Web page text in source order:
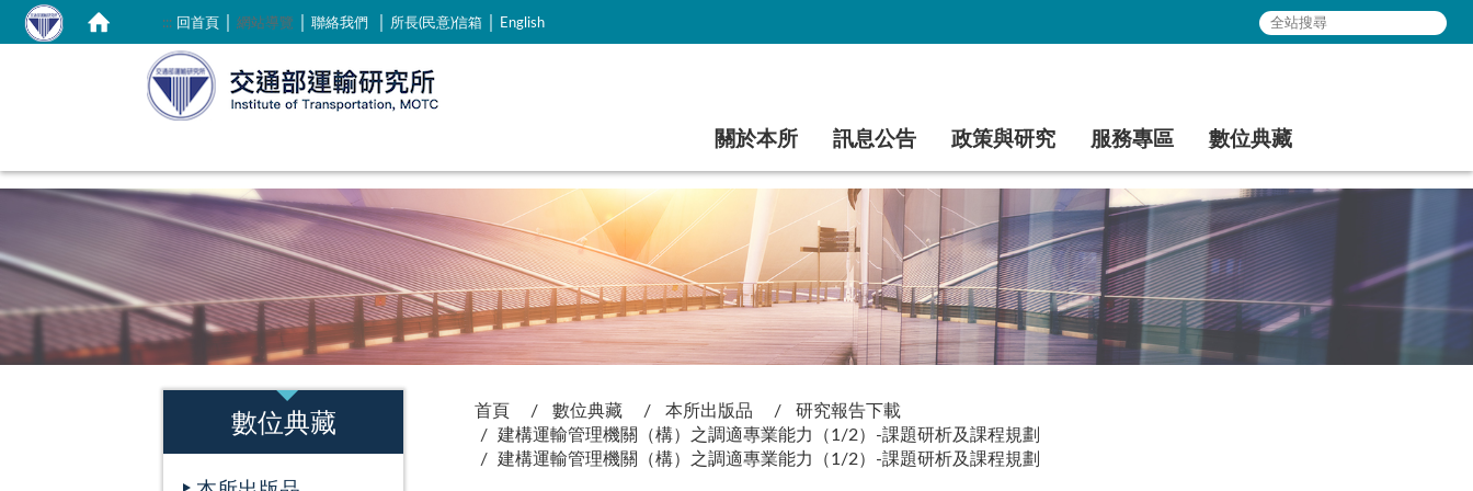
::: 回首頁｜ 網站導覽 聯絡我們｜ 所長(民意)信箱｜ English
關於本所 訊息公告 政策與研究 服務專區 數位典藏
數位典藏 首頁 數位典藏 本所出版品
研究報告下載
建構運輸管理機關（構）之調適專業能力（1/2）-課題研析及課程規劃
建構運輸管理機關（構）之調適專業能力（1/2）-課題研析及課程規劃